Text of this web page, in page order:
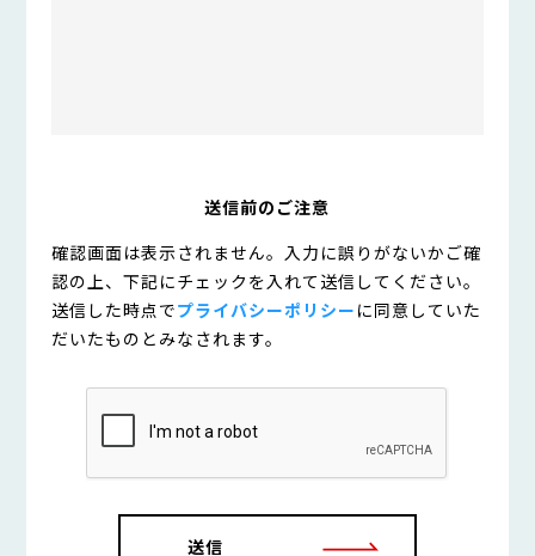
送信前のご注意
確認画面は表示されません。入力に誤りがないかご確
認の上、下記にチェックを入れて送信してください。
送信した時点でプライバシーポリシー に同意していた
だいたものとみなされます。